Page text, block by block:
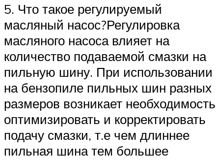
5. Что такое регулируемый
масляный насос?Регулировка
масляного насоса влияет на
количество подаваемой смазки на
пильную шину. При использовании
на бензопиле пильных шин разных
размеров возникает необходимость
оптимизировать и корректировать
подачу смазки, т.е чем длиннее
пильная шина тем большее